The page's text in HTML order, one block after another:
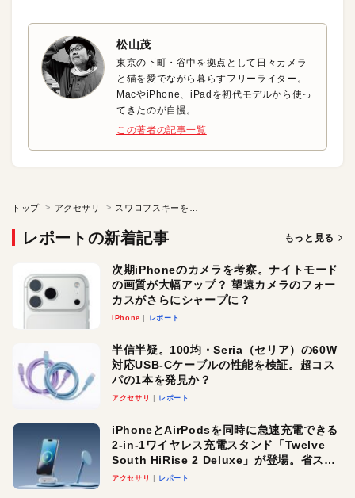
松山茂
東京の下町・谷中を拠点として日々カメラ
と猫を愛でながら暮らすフリーライター。
MacやiPhone、iPadを初代モデルから使っ
てきたのが自慢。
この著者の記事一覧
トップ アクセサリ
レポートの新着記事 もっと見る
次期iPhoneのカメラを考察。ナイトモード
の画質が大幅アップ？ 望遠カメラのフォー
カスがさらにシャープに？
iPhone レポート
半信半疑。100均・Seria（セリア）の60W
対応USB-Cケーブルの性能を検証。超コス
パの1本を発見か？
アクセサリ レポート
iPhoneとAirPodsを同時に急速充電できる
2-in-1ワイヤレス充電スタンド「Twelve
South HiRise 2 Deluxe」が登場。省スペ
ースでおしゃれに充電したい人にオスス
アクセサリ レポート